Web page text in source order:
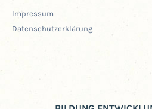
Impres­sum
Daten­schutz­er­klä­rung